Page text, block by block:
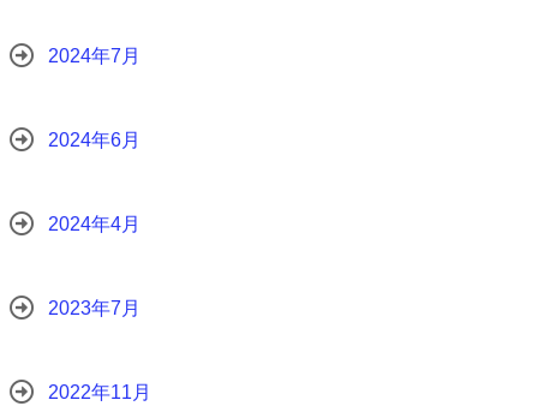
2024年7月
2024年6月
2024年4月
2023年7月
2022年11月